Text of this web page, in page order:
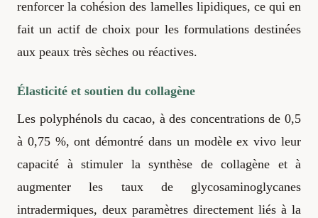
renforcer la cohésion des lamelles lipidiques, ce qui en
fait un actif de choix pour les formulations destinées
aux peaux très sèches ou réactives.
Élasticité et soutien du collagène
Les polyphénols du cacao, à des concentrations de 0,5
à 0,75 %, ont démontré dans un modèle ex vivo leur
capacité à stimuler la synthèse de collagène et à
augmenter les taux de glycosaminoglycanes
intradermiques, deux paramètres directement liés à la